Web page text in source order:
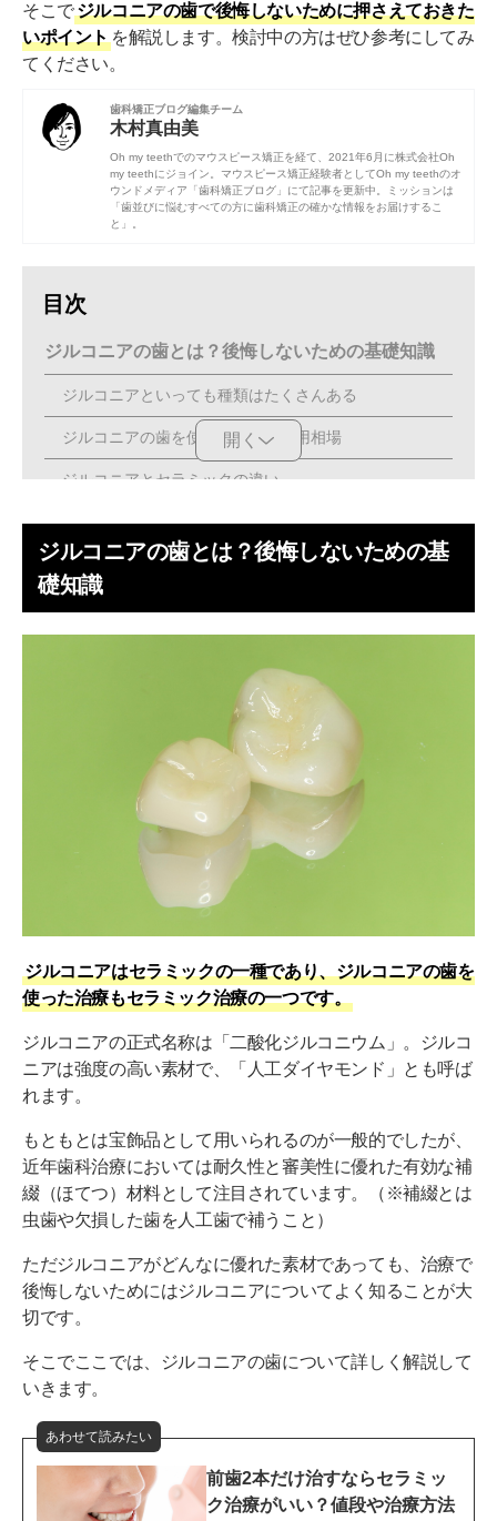
そこでジルコニアの歯で後悔しないために押さえておきた
いポイント を解説します。検討中の方はぜひ参考にしてみ
てください。
歯科矯正ブログ編集チーム
木村真由美
Oh my teethでのマウスピース矯正を経て、2021年6月に株式会社Oh
my teethにジョイン。マウスピース矯正経験者としてOh my teethのオ
ウンドメディア「歯科矯正ブログ」にて記事を更新中。ミッションは
「歯並びに悩むすべての方に歯科矯正の確かな情報をお届けするこ
と」。
目次
ジルコニアの歯とは？後悔しないための基礎知識
ジルコニアといっても種類はたくさんある
ジルコニアの歯を使った治療の費用相場
ジルコニアとセラミックの違い
ジルコニアの歯【デメリット5つ】
セラミック歯より審美性で劣る
壊れることがある
ジルコニアの歯【メリット7つ】
強度が高い
虫歯になりにくい
生体親和性が高い
歯茎が黒くならない
仮止めができる
き注意点
天然歯を削るのでよく考えて検討する
経験豊富な歯科医院を選ぶ
治療後の検診やセルフメンテナンスも重要
ジルコニア治療で後悔しないために予備知識をつけ
開く
ジルコニアの歯とは？後悔しないための基
礎知識
ジルコニアはセラミックの一種であり、ジルコニアの歯を
使った治療もセラミック治療の一つです。
ジルコニアの正式名称は「二酸化ジルコニウム」。ジルコ
ニアは強度の高い素材で、「人工ダイヤモンド」とも呼ば
れます。
もともとは宝飾品として用いられるのが一般的でしたが、
近年歯科治療においては耐久性と審美性に優れた有効な補
綴（ほてつ）材料として注目されています。（※補綴とは
虫歯や欠損した歯を人工歯で補うこと）
ただジルコニアがどんなに優れた素材であっても、治療で
後悔しないためにはジルコニアについてよく知ることが大
切です。
そこでここでは、ジルコニアの歯について詳しく解説して
いきます。
あわせて読みたい
前歯2本だけ治すならセラミッ
ク治療がいい？値段や治療方法